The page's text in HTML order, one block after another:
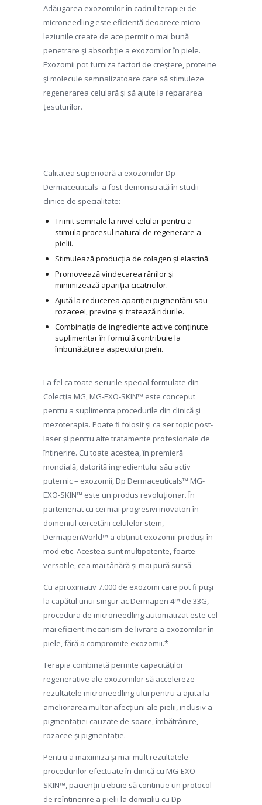
Adăugarea exozomilor în cadrul terapiei de
microneedling este eficientă deoarece micro-
leziunile create de ace permit o mai bună
penetrare și absorbție a exozomilor în piele.
Exozomii pot furniza factori de creștere, proteine
și molecule semnalizatoare care să stimuleze
regenerarea celulară și să ajute la repararea
țesuturilor.
Calitatea superioară a exozomilor Dp
Dermaceuticals a fost demonstrată în studii
clinice de specialitate:
Trimit semnale la nivel celular pentru a
stimula procesul natural de regenerare a
pielii.
Stimulează producția de colagen și elastină.
Promovează vindecarea rănilor și
minimizează apariția cicatricilor.
Ajută la reducerea apariției pigmentării sau
rozaceei, previne și tratează ridurile.
Combinația de ingrediente active conținute
suplimentar în formulă contribuie la
îmbunătățirea aspectului pielii.
La fel ca toate serurile special formulate din
Colecția MG, MG-EXO-SKIN™ este conceput
pentru a suplimenta procedurile din clinică și
mezoterapia. Poate fi folosit și ca ser topic post-
laser și pentru alte tratamente profesionale de
întinerire. Cu toate acestea, în premieră
mondială, datorită ingredientului său activ
puternic – exozomii, Dp Dermaceuticals™ MG-
EXO-SKIN™ este un produs revoluționar. În
parteneriat cu cei mai progresivi inovatori în
domeniul cercetării celulelor stem,
DermapenWorld™ a obținut exozomii produși în
mod etic. Acestea sunt multipotente, foarte
versatile, cea mai tânără și mai pură sursă.
Cu aproximativ 7.000 de exozomi care pot fi puși
la capătul unui singur ac Dermapen 4™ de 33G,
procedura de microneedling automatizat este cel
mai eficient mecanism de livrare a exozomilor în
piele, fără a compromite exozomii.*
Terapia combinată permite capacităților
regenerative ale exozomilor să accelereze
rezultatele microneedling-ului pentru a ajuta la
ameliorarea multor afecțiuni ale pielii, inclusiv a
pigmentației cauzate de soare, îmbătrânire,
rozacee și pigmentație.
Pentru a maximiza și mai mult rezultatele
procedurilor efectuate în clinică cu MG-EXO-
SKIN™, pacienții trebuie să continue un protocol
de reîntinerire a pielii la domiciliu cu Dp